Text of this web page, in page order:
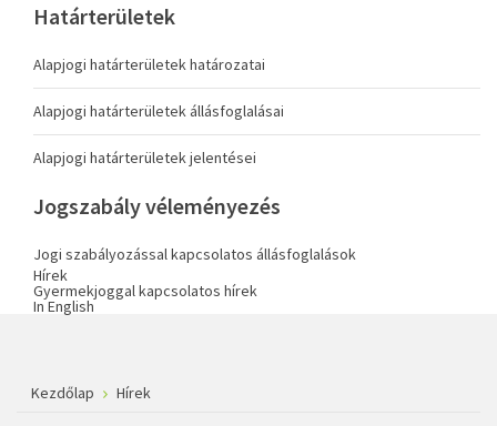
Határterületek
Alapjogi határterületek határozatai
Alapjogi határterületek állásfoglalásai
Alapjogi határterületek jelentései
Jogszabály véleményezés
Jogi szabályozással kapcsolatos állásfoglalások
Hírek
Gyermekjoggal kapcsolatos hírek
In English
Kezdőlap Hírek